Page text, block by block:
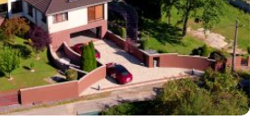
ktorý zarába
Čas na zmenu bývania?
realitného trhu